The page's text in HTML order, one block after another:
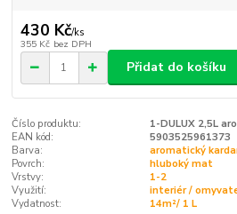
430 Kč/ks
355 Kč bez DPH
Přidat do košíku
Číslo produktu:
1-DULUX 2,5L
EAN kód:
5903525961373
Barva:
aromatický
Povrch:
hluboký mat
Vrstvy:
1-2
Využití:
interiér /
Vydatnost:
14m²/ 1 L